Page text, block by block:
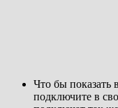
Что бы показать
подключите в